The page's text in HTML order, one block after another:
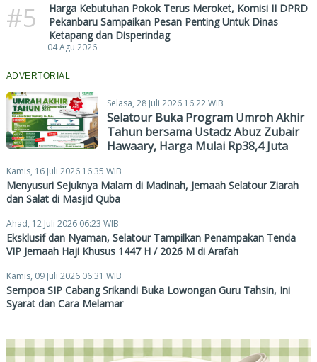
#5
Harga Kebutuhan Pokok Terus Meroket, Komisi II DPRD
Pekanbaru Sampaikan Pesan Penting Untuk Dinas
Ketapang dan Disperindag
04 Agu 2026
ADVERTORIAL
Selasa, 28 Juli 2026 16:22 WIB
Selatour Buka Program Umroh Akhir
Tahun bersama Ustadz Abuz Zubair
Hawaary, Harga Mulai Rp38,4 Juta
Kamis, 16 Juli 2026 16:35 WIB
Menyusuri Sejuknya Malam di Madinah, Jemaah Selatour Ziarah
dan Salat di Masjid Quba
Ahad, 12 Juli 2026 06:23 WIB
Eksklusif dan Nyaman, Selatour Tampilkan Penampakan Tenda
VIP Jemaah Haji Khusus 1447 H / 2026 M di Arafah
Kamis, 09 Juli 2026 06:31 WIB
Sempoa SIP Cabang Srikandi Buka Lowongan Guru Tahsin, Ini
Syarat dan Cara Melamar